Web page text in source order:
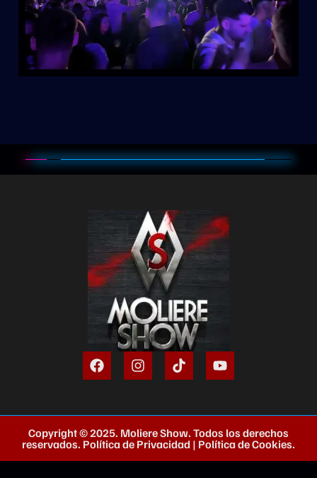
Copyright © 2025. Moliere Show. Todos los derechos
reservados. Política de Privacidad | Política de Cookies.